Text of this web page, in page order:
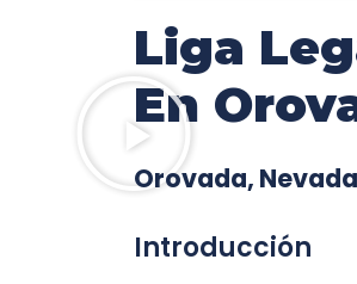
Liga
En
Orovada,
Introducción